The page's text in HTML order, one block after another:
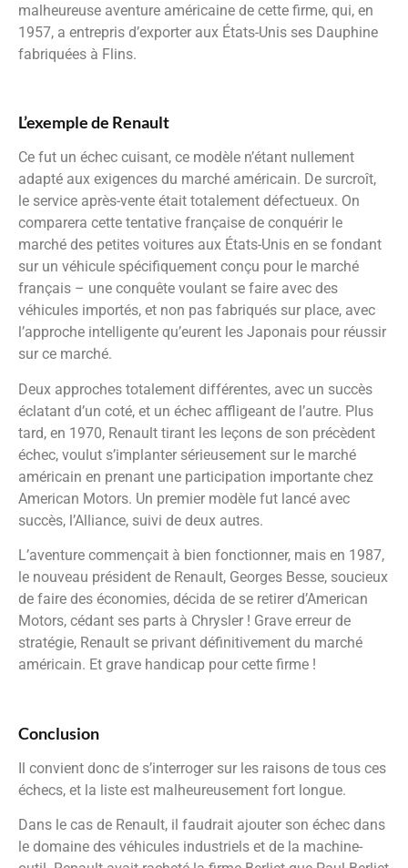
malheureuse aventure américaine de cette firme, qui, en
1957, a entrepris d’exporter aux États-Unis ses Dauphine
fabriquées à Flins.
L’exemple de Renault
Ce fut un échec cuisant, ce modèle n’étant nullement
adapté aux exigences du marché américain. De surcroît,
le service après-vente était totalement défectueux. On
comparera cette tentative française de conquérir le
marché des petites voitures aux États-Unis en se fondant
sur un véhicule spécifiquement conçu pour le marché
français – une conquête voulant se faire avec des
véhicules importés, et non pas fabriqués sur place, avec
l’approche intelligente qu’eurent les Japonais pour réussir
sur ce marché.
Deux approches totalement différentes, avec un succès
éclatant d’un coté, et un échec affligeant de l’autre. Plus
tard, en 1970, Renault tirant les leçons de son précèdent
échec, voulut s’implanter sérieusement sur le marché
américain en prenant une participation importante chez
American Motors. Un premier modèle fut lancé avec
succès, l’Alliance, suivi de deux autres.
L’aventure commençait à bien fonctionner, mais en 1987,
le nouveau président de Renault, Georges Besse, soucieux
de faire des économies, décida de se retirer d’American
Motors, cédant ses parts à Chrysler ! Grave erreur de
stratégie, Renault se privant définitivement du marché
américain. Et grave handicap pour cette firme !
Conclusion
Il convient donc de s’interroger sur les raisons de tous ces
échecs, et la liste est malheureusement fort longue.
Dans le cas de Renault, il faudrait ajouter son échec dans
le domaine des véhicules industriels et de la machine-